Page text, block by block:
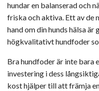
hundar en balanserad och
friska och aktiva. Ett av de
hand om din hunds hälsa
högkvalitativt hundfoder
Bra hundfoder är inte bara
investering i dess
kost hjälper till att främja